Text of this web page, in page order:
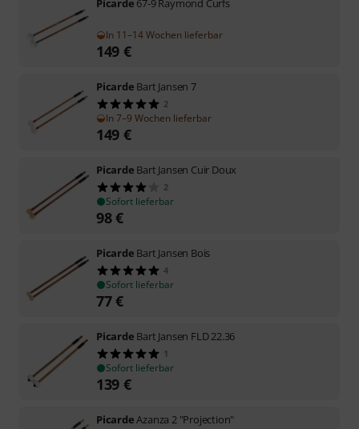
In 11–14 Wochen lieferbar
149 €
Picarde Bart Jansen 7
2
In 7–9 Wochen lieferbar
149 €
Picarde Bart Jansen Cuir Doux
2
Sofort lieferbar
98€
Picarde Bart Jansen Bois
4
Sofort lieferbar
77€
Picarde Bart Jansen FLD 22.36
1
Sofort lieferbar
139 €
PicardeAzanza 2 "Projection"